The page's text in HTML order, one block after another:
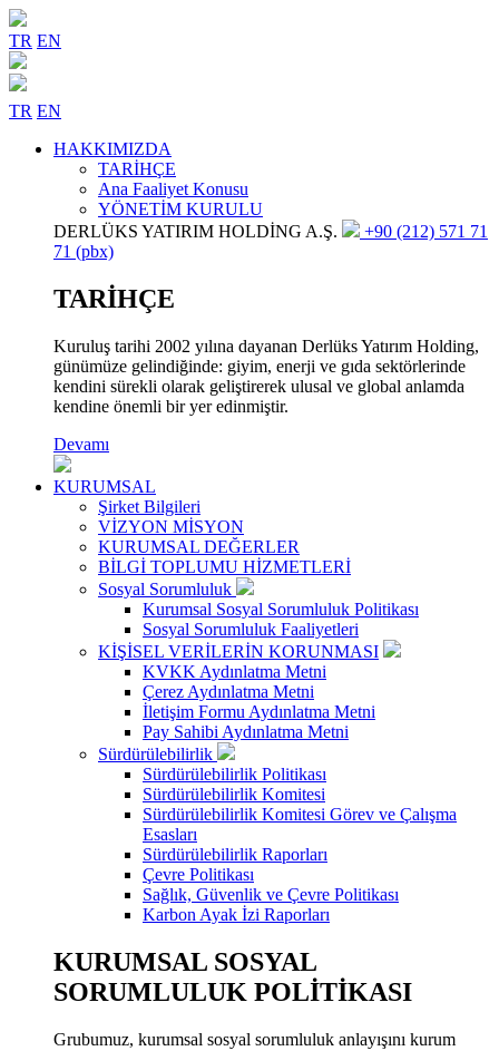
TR EN
TR EN
HAKKIMIZDA
TARİHÇE
Ana Faaliyet Konusu
YÖNETİM KURULU
DERLÜKS YATIRIM HOLDİNG A.Ş.
+90 (212) 571 71
71 (pbx)
TARİHÇE
Kuruluş tarihi 2002 yılına dayanan Derlüks Yatırım Holding,
günümüze gelindiğinde: giyim, enerji ve gıda sektörlerinde
kendini sürekli olarak geliştirerek ulusal ve global anlamda
kendine önemli bir yer edinmiştir.
Devamı
KURUMSAL
Şirket Bilgileri
VİZYON MİSYON
KURUMSAL DEĞERLER
BİLGİ TOPLUMU HİZMETLERİ
Sosyal Sorumluluk
Kurumsal Sosyal Sorumluluk Politikası
Sosyal Sorumluluk Faaliyetleri
KİŞİSEL VERİLERİN KORUNMASI
KVKK Aydınlatma Metni
Çerez Aydınlatma Metni
İletişim Formu Aydınlatma Metni
Pay Sahibi Aydınlatma Metni
Sürdürülebilirlik
Sürdürülebilirlik Politikası
Sürdürülebilirlik Komitesi
Sürdürülebilirlik Komitesi Görev ve Çalışma
Esasları
Sürdürülebilirlik Raporları
Çevre Politikası
Sağlık, Güvenlik ve Çevre Politikası
Karbon Ayak İzi Raporları
KURUMSAL SOSYAL
SORUMLULUK POLİTİKASI
Grubumuz, kurumsal sosyal sorumluluk anlayışını kurum